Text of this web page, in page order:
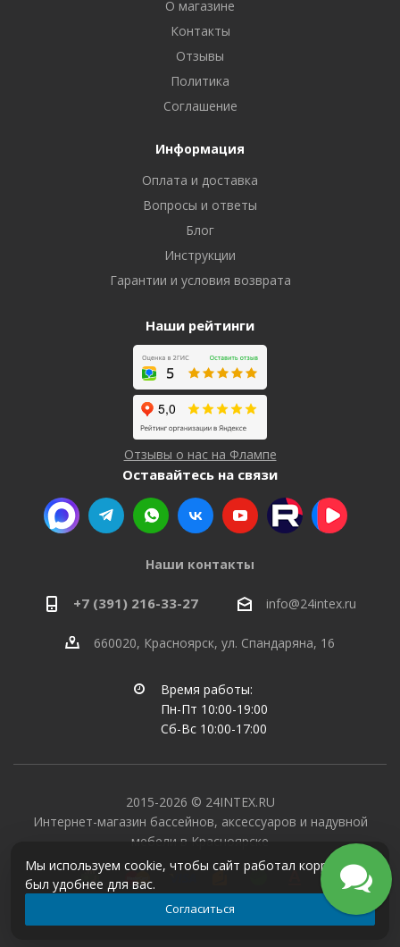
О магазине
Контакты
Отзывы
Политика
Соглашение
Информация
Оплата и доставка
Вопросы и ответы
Блог
Инструкции
Гарантии и условия возврата
Наши рейтинги
Отзывы о нас на Флампе
Оставайтесь на связи
Наши контакты
+7 (391) 216-33-27 info@24intex.ru
660020, Красноярск, ул. Спандаряна, 16
Время работы:
Пн-Пт 10:00-19:00
Сб-Вс 10:00-17:00
2015-2026 © 24INTEX.RU
Интернет-магазин бассейнов, аксессуаров и надувной
мебели в Красноярске
Мы используем cookie, чтобы сайт работал корректно и
был удобнее для вас.
Согласиться